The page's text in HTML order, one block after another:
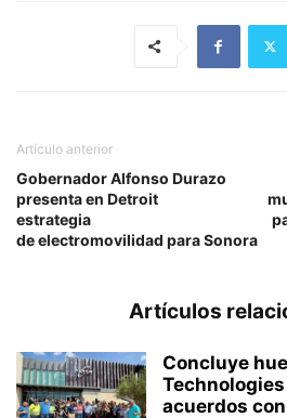
Artículo anterior
Gobernador Alfonso Durazo
presenta en Detroit
estrategia
de electromovilidad para Sonora
Artículos
Concluye
acuerdos